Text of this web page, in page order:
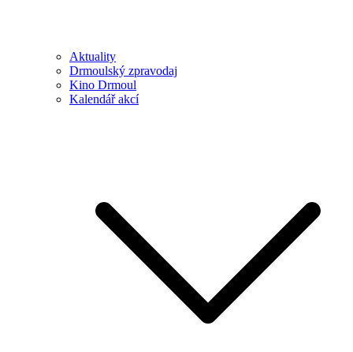
Aktuality
Drmoulský zpravodaj
Kino Drmoul
Kalendář akcí